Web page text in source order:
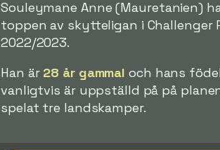
Souleymane Anne (Mauretanien)
toppen av skytteligan i Challenger
2022/2023.
Han är 28 år gammal och hans
vanligtvis är uppställd på på
spelat tre landskamper.